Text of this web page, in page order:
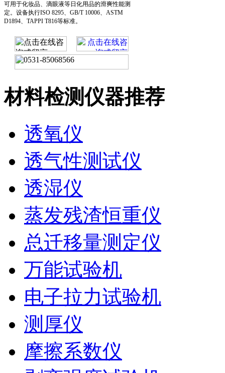
可用于化妆品、滴眼液等日化用品的滑爽性能测
定。设备执行ISO 8295、GB/T 10006、ASTM
D1894、TAPPI T816等标准。
材料检测仪器推荐
透氧仪
透气性测试仪
透湿仪
蒸发残渣恒重仪
总迁移量测定仪
万能试验机
电子拉力试验机
测厚仪
摩擦系数仪